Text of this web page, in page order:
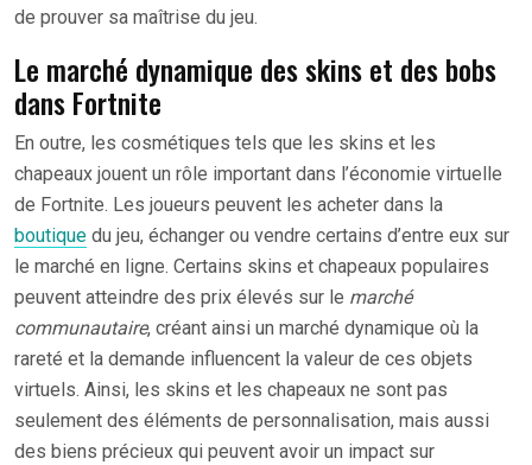
de prouver sa maîtrise du jeu.
Le marché dynamique des skins et des bobs
dans Fortnite
En outre, les cosmétiques tels que les skins et les
chapeaux jouent un rôle important dans l’économie virtuelle
de Fortnite. Les joueurs peuvent les acheter dans la
boutique du jeu, échanger ou vendre certains d’entre eux sur
le marché en ligne. Certains skins et chapeaux populaires
peuvent atteindre des prix élevés sur le marché
communautaire, créant ainsi un marché dynamique où la
rareté et la demande influencent la valeur de ces objets
virtuels. Ainsi, les skins et les chapeaux ne sont pas
seulement des éléments de personnalisation, mais aussi
des biens précieux qui peuvent avoir un impact sur